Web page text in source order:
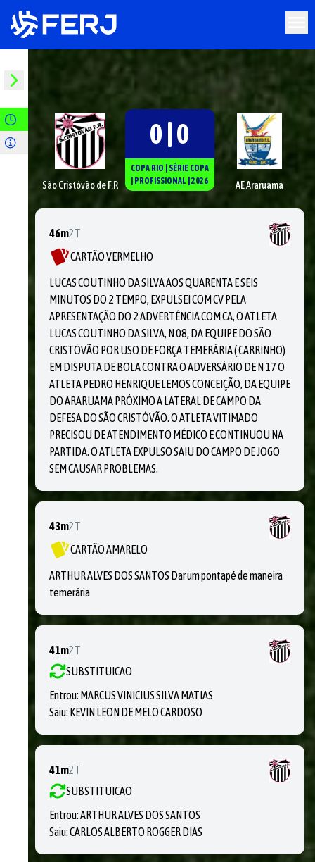
São Cristóvão de F.R
0 | 0
COPA RIO SÉRIE COPA
PROFISSIONAL 2026 AE Araruama
46m2T
CARTÃO VERMELHO
LUCAS COUTINHO DA SILVA AOS QUARENTA E SEIS
MINUTOS DO 2 TEMPO, EXPULSEI COM CV PELA
APRESENTAÇÃO DO 2 ADVERTÊNCIA COM CA, O ATLETA
LUCAS COUTINHO DA SILVA, N 08, DA EQUIPE DO SÃO
CRISTÓVÃO POR USO DE FORÇA TEMERÁRIA ( CARRINHO)
EM DISPUTA DE BOLA CONTRA O ADVERSÁRIO DE N 17 O
ATLETA PEDRO HENRIQUE LEMOS CONCEIÇÃO, DA EQUIPE
DO ARARUAMA PRÓXIMO A LATERAL DE CAMPO DA
DEFESA DO SÃO CRISTÓVÃO. O ATLETA VITIMADO
PRECISOU DE ATENDIMENTO MÉDICO E CONTINUOU NA
PARTIDA. O ATLETA EXPULSO SAIU DO CAMPO DE JOGO
SEM CAUSAR PROBLEMAS.
43m2T
CARTÃO AMARELO
ARTHUR ALVES DOS SANTOS Dar um pontapé de maneira
temerária
41m2T
SUBSTITUICAO
Entrou: MARCUS VINICIUS SILVA MATIAS
Saiu: KEVIN LEON DE MELO CARDOSO
41m2T
SUBSTITUICAO
Entrou:ARTHUR ALVES DOS SANTOS
Saiu:CARLOS ALBERTO ROGGER DIAS